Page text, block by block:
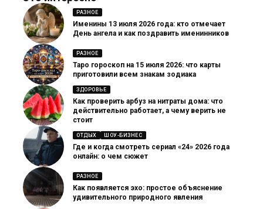
РАЗНОЕ
Именины 13 июля 2026 года: кто отмечает
День ангела и как поздравить именинников
РАЗНОЕ
Таро гороскоп на 15 июля 2026: что карты
приготовили всем знакам зодиака
ЗДОРОВЬЕ
Как проверить арбуз на нитраты дома: что
действительно работает, а чему верить не
стоит
ОТДЫХ ШОУ-БИЗНЕС
Где и когда смотреть сериал «24» 2026 года
онлайн: о чем сюжет
РАЗНОЕ
Как появляется эхо: простое объяснение
удивительного природного явления